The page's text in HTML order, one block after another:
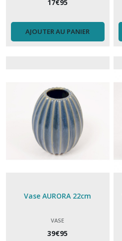
17€95
AJOUTER AU PANIER
Vase AURORA 22cm
VASE
39€95